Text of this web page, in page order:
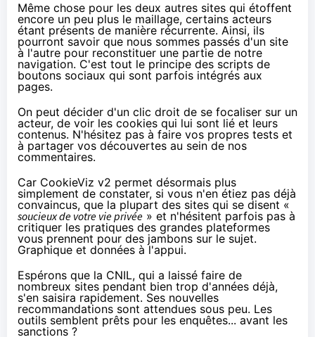
Même chose pour les deux autres sites qui étoffent
encore un peu plus le maillage, certains acteurs
étant présents de manière récurrente. Ainsi, ils
pourront savoir que nous sommes passés d'un site
à l'autre pour reconstituer une partie de notre
navigation. C'est tout le principe des scripts de
boutons sociaux qui sont parfois intégrés aux
pages.
On peut décider d'un clic droit de se focaliser sur un
acteur, de voir les cookies qui lui sont lié et leurs
contenus. N'hésitez pas à faire vos propres tests et
à partager vos découvertes au sein de nos
commentaires.
Car CookieViz v2 permet désormais plus
simplement de constater, si vous n'en étiez pas déjà
convaincus, que la plupart des sites qui se disent «
soucieux de votre vie privée » et n'hésitent parfois pas à
critiquer les pratiques des grandes plateformes
vous prennent pour des jambons sur le sujet.
Graphique et données à l'appui.
Espérons que la CNIL, qui a laissé faire de
nombreux sites pendant bien trop d'années déjà,
s'en saisira rapidement. Ses nouvelles
recommandations sont attendues sous peu. Les
outils semblent prêts pour les enquêtes... avant les
sanctions ?